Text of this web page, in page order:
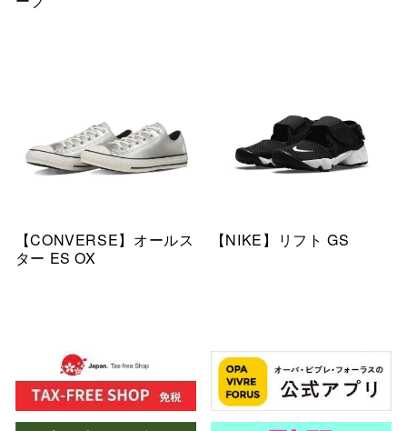
【CONVERSE】オールス
ター ES OX
【NIKE】リフト GS